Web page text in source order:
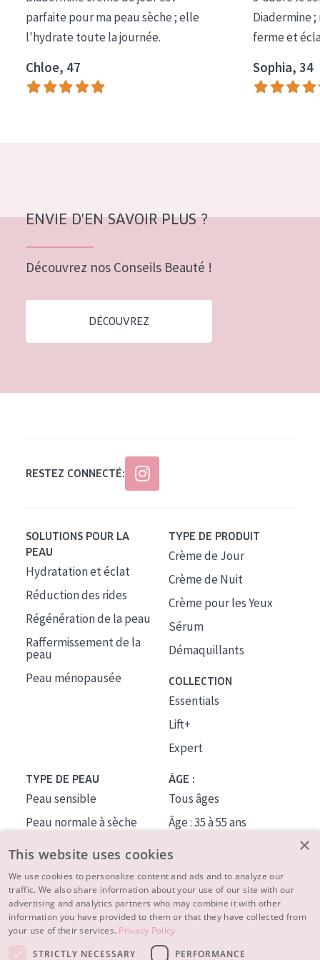
COLLECTION
Essentials
Lift+
Expert
Peau mixte ou grasse
Peau mature
Peau ménopausée
Âge : 55+
parfaite pour ma peau sèche ; elle
l'hydrate toute la journée.
Chloe, 47
Diadermine
ferme et
Sophia, 34
ENVIE D'EN SAVOIR PLUS ?
Découvrez nos Conseils Beauté !
DÉCOUVREZ
RESTEZ CONNECTÉ:
SOLUTIONS POUR LA
PEAU
Hydratation et éclat
Réduction des rides
Régénération de la peau
Raffermissement de la
peau
Peau ménopausée
TYPE DE PRODUIT
Crème de Jour
Crème de Nuit
Crème pour les Yeux
Sérum
Démaquillants
COLLECTION
Essentials
Lift+
Expert
TYPE DE PEAU
Peau sensible
Peau normale à sèche
Peau mixte ou grasse
Peau mature
Peau ménopausée
ÂGE :
Tous âges
Âge : 35 à 55 ans
À PROPOS
CONSEILS BEAUTÉ
×
This website uses cookies
We use cookies to personalize content and ads and to analyze our
traffic. We also share information about your use of our site with our
advertising and analytics partners who may combine it with other
information you have provided to them or that they have collected from
your use of their services. Privacy Policy
STRICTLY NECESSARY
PERFORMANCE